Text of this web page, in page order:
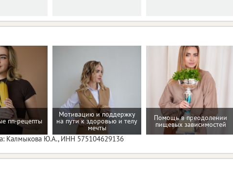
пп-рецепты
Мотивацию и поддержку
на пути к здоровью и телу
мечты
Помощь в преодолении
пищевых зависимостей
Калмыкова Ю.А., ИНН 575104629136